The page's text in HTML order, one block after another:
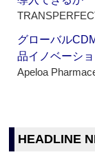
グローバル
品イノベーシ
Apeloa
HEADLINE